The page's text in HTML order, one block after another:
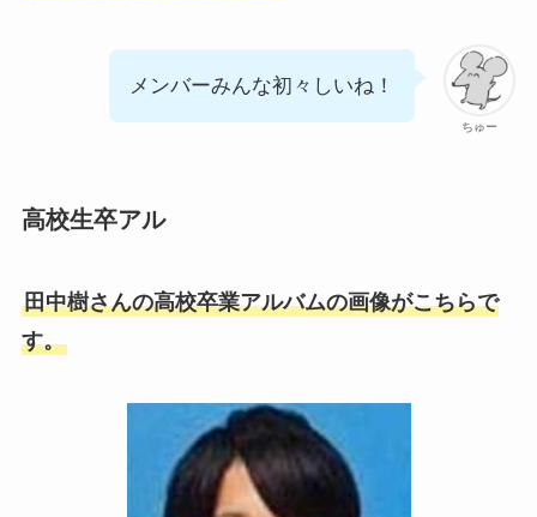
ちゅー
メンバーみんな初々しいね！
高校生卒アル
田中樹さんの高校卒業アルバムの画像がこちらで
す。